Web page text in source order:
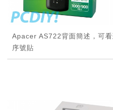
Apacer AS722背面簡述，可
序號貼